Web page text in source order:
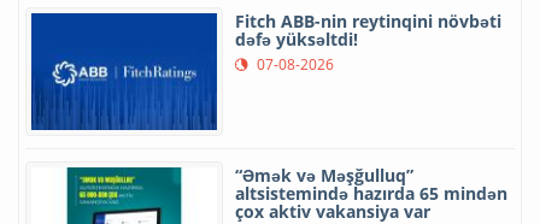
Fitch ABB-nin reytinqini növbəti
dəfə yüksəltdi!
07-08-2026
“Əmək və Məşğulluq”
altsistemində hazırda 65 mindən
çox aktiv vakansiya var